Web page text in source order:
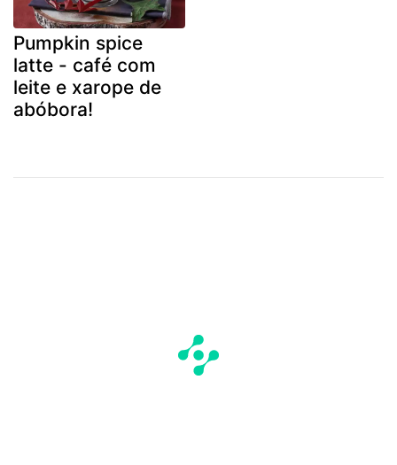
Pumpkin spice
latte - café com
leite e xarope de
abóbora!